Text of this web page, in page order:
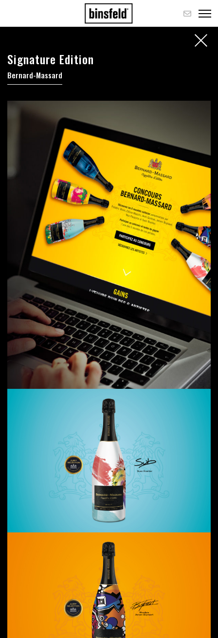
Signature Edition
Bernard-Massard